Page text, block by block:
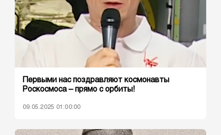
Первыми нас поздравляют космонавты
Роскосмоса – прямо с орбиты!
09.05.2025 01:00:00